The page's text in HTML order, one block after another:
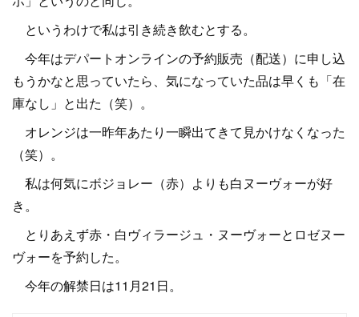
というわけで私は引き続き飲むとする。
今年はデパートオンラインの予約販売（配送）に申し込
もうかなと思っていたら、気になっていた品は早くも「在
庫なし」と出た（笑）。
オレンジは一昨年あたり一瞬出てきて見かけなくなった
（笑）。
私は何気にボジョレー（赤）よりも白ヌーヴォーが好
き。
とりあえず赤・白ヴィラージュ・ヌーヴォーとロゼヌー
ヴォーを予約した。
今年の解禁日は11月21日。